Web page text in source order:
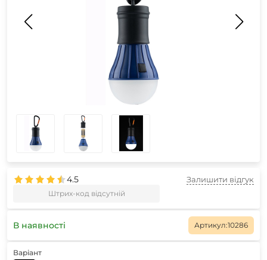
4.5
Штрих-код відсутній
Залишити відгук
В наявності Артикул:10286
Варіант